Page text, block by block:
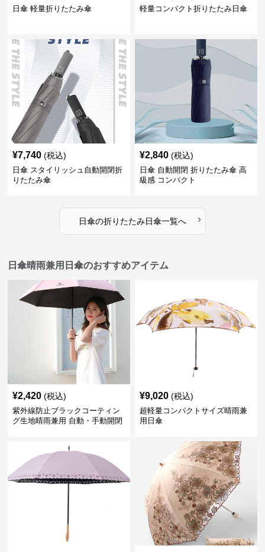
日傘 軽量折りたたみ傘 軽量コンパクト折りたたみ日傘
¥7,740 (税込)
日傘 スタイリッシュ自動開閉折
りたたみ傘
¥2,840 (税込)
日傘 自動開閉 折りたたみ傘 高
級感 コンパクト
日傘の折りたたみ日傘一覧へ ›
日傘晴雨兼用日傘のおすすめアイテム
¥2,420 (税込)
紫外線防止ブラックコーティン
グ生地晴雨兼用 自動・手動開閉
¥9,020 (税込)
超軽量コンパクトサイズ晴雨兼
用日傘